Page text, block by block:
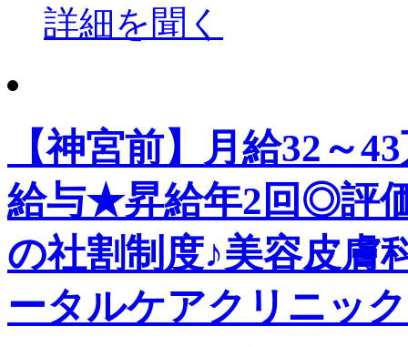
詳細を聞く
【神宮前】月給32～
給与★昇給年2回◎評
の社割制度♪美容皮膚
ータルケアクリニッ